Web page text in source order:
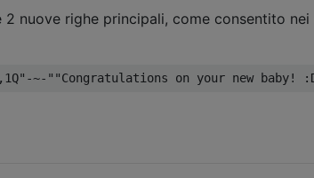
nuove righe principali, come consentito nei
~-""Congratulations on your new baby!